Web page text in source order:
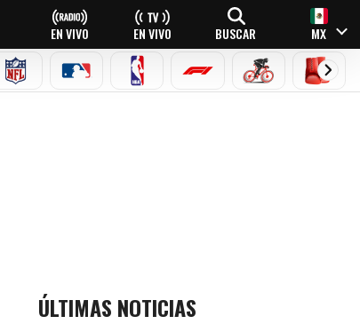
EN VIVO EN VIVO BUSCAR MX
NFL MLB NBA FÓRMULA 1CICLISMOBOXEO
ÚLTIMAS NOTICIAS